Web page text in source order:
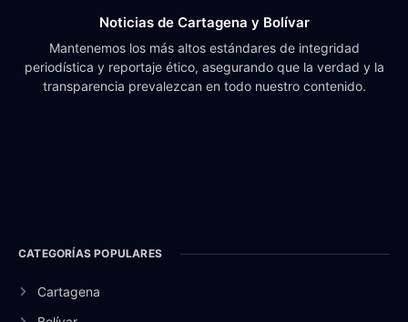
Noticias de Cartagena y Bolívar
Mantenemos los más altos estándares de integridad
periodística y reportaje ético, asegurando que la verdad y la
transparencia prevalezcan en todo nuestro contenido.
CATEGORÍAS POPULARES
Cartagena